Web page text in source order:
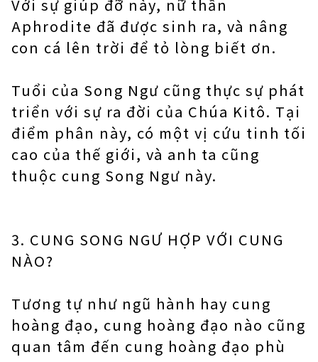
Với sự giúp đỡ này, nữ thần
Aphrodite đã được sinh ra, và nâng
con cá lên trời để tỏ lòng biết ơn.
Tuổi của Song Ngư cũng thực sự phát
triển với sự ra đời của Chúa Kitô. Tại
điểm phân này, có một vị cứu tinh tối
cao của thế giới, và anh ta cũng
thuộc cung Song Ngư này.
3. CUNG SONG NGƯ HỢP VỚI CUNG
NÀO?
Tương tự như ngũ hành hay cung
hoàng đạo, cung hoàng đạo nào cũng
quan tâm đến cung hoàng đạo phù